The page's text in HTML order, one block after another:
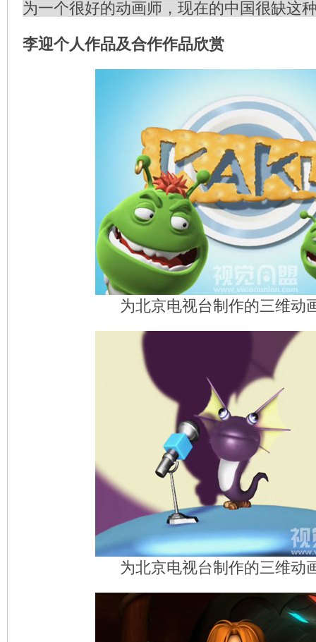
为一个很好的动画师，现在的中国很缺这
李迎个人作品及合作作品欣赏
为北京电视台制作的三维动
为北京电视台制作的三维动